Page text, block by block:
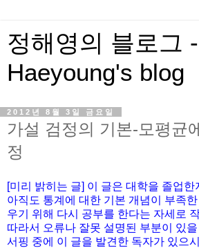
정해영의 블로그
Haeyoung's blog
2012년 8월 3일 금요일
가설 검정의 기본-모평균
정
[미리 밝히는 글] 이 글은 대학을 졸업
아직도 통계에 대한 기본 개념이 부족
우기 위해 다시 공부를 한다는 자세로
따라서 오류나 잘못 설명된 부분이 있
서핑 중에 이 글을 발견한 독자가 있으